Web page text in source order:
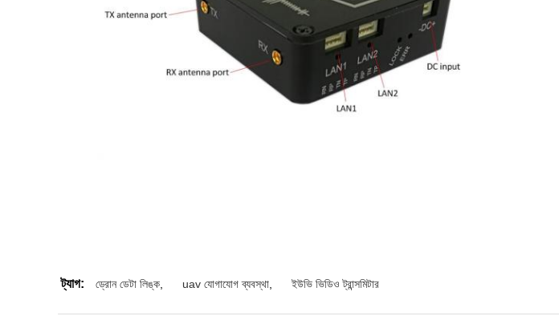
ট্যাগ: ড্রোন ডেটা লিঙ্ক uav যোগাযোগ ব্যবস্থা ইউভি ভিডিও ট্রান্সমিটার